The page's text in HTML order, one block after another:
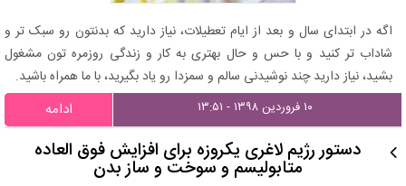
اگه در ابتدای سال و بعد از ایام تعطیلات، نیاز دارید که بدنتون رو سبک تر و
شاداب تر کنید و با حس و حال بهتری به کار و زندگی روزمره تون مشغول
بشید، نیاز دارید چند نوشیدنی سالم و سمزدا رو یاد بگیرید، با ما همراه باشید.
۱۰ فروردین ۱۳۹۸ - ۱۳:۵۱ ادامه
دستور رژیم لاغری یکروزه برای افزایش فوق العاده
متابولیسم و سوخت و ساز بدن